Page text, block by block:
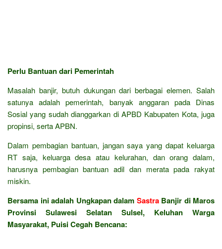
Perlu Bantuan dari Pemerintah
Masalah banjir, butuh dukungan dari berbagai elemen. Salah
satunya adalah pemerintah, banyak anggaran pada Dinas
Sosial yang sudah dianggarkan di APBD Kabupaten Kota, juga
propinsi, serta APBN.
Dalam pembagian bantuan, jangan saya yang dapat keluarga
RT saja, keluarga desa atau kelurahan, dan orang dalam,
harusnya pembagian bantuan adil dan merata pada rakyat
miskin.
Bersama ini adalah Ungkapan dalam SastraBanjir di Maros
Provinsi Sulawesi Selatan Sulsel, Keluhan Warga
Masyarakat, Puisi Cegah Bencana: